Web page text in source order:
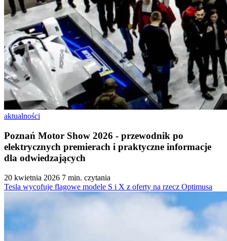
aktualności
Poznań Motor Show 2026 - przewodnik po
elektrycznych premierach i praktyczne informacje
dla odwiedzających
20 kwietnia 2026 7 min. czytania
Tesla wycofuje flagowe modele S i X z oferty na rzecz Optimusa